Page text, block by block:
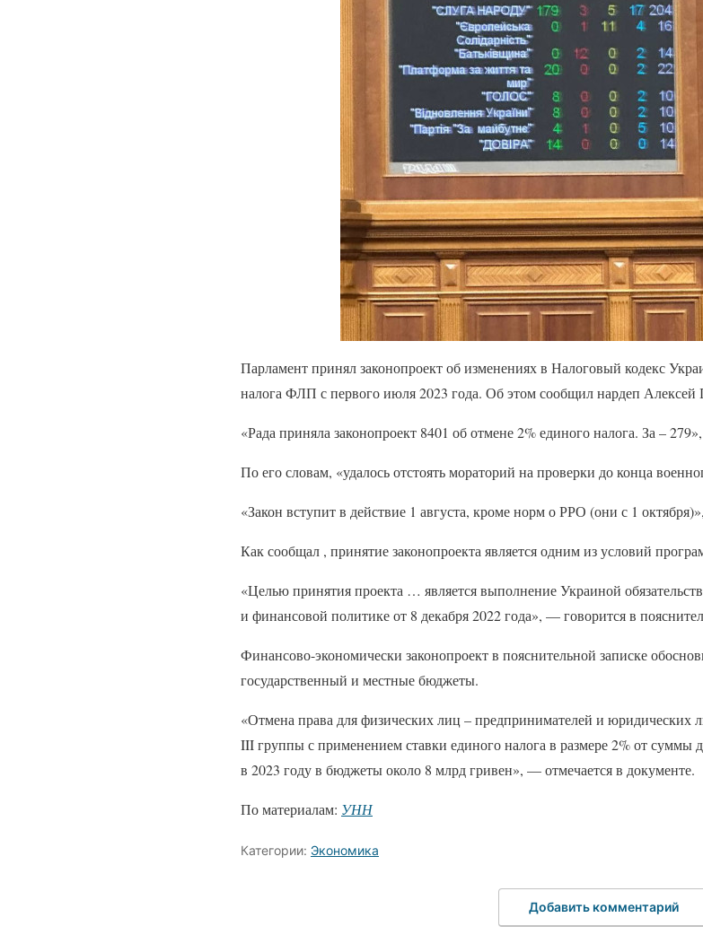
Парламент принял законопроект об изменениях в Налоговый кодекс
налога ФЛП с первого июля 2023 года. Об этом сообщил нардеп Алексей
«Рада приняла законопроект 8401 об отмене 2% единого налога. За –
По его словам, «удалось отстоять мораторий на проверки до конца
«Закон вступит в действие 1 августа, кроме норм о РРО (они с 1
Как сообщал , принятие законопроекта является одним из условий
«Целью принятия проекта … является выполнение Украиной
и финансовой политике от 8 декабря 2022 года», — говорится в
Финансово-экономически законопроект в пояснительной записке
государственный и местные бюджеты.
«Отмена права для физических лиц – предпринимателей и юридических
III группы с применением ставки единого налога в размере 2% от суммы
в 2023 году в бюджеты около 8 млрд гривен», — отмечается в документе.
По материалам: УНН
Категории: Экономика
Добавить комментарий